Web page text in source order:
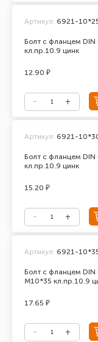
Болт с фланцем
кл.пр.10.9 цинк
Артикул: 6921-
12.90 ₽
Болт с фланцем
кл.пр.10.9 цинк
Артикул: 6921-
15.20 ₽
Болт с фланцем DIN
М10*35 кл.пр.10.9
Артикул: 6921-
17.65 ₽